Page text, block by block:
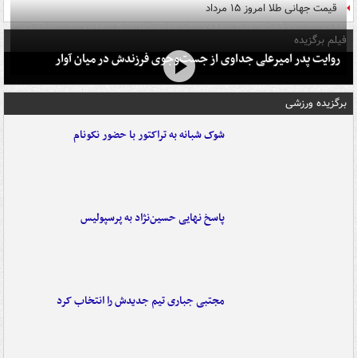
قیمت جهانی طلا امروز ۱۵ مرداد
فیلم برگزیده
روایت پدر امیرعلی جداوی از جست‌وجوی فرزندش در میان آوار
برگزیده ورزشی
شوک شبانه به تراکتور با حضور نکونام
پاسخ نهایی حسین‌نژاد به پرسپولیس
مجتبی جباری تیم جدیدش را انتخاب کرد